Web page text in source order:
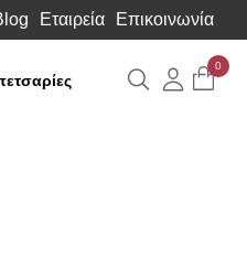
Εταιρεία Επικοινωνία
Αναζήτηση
0